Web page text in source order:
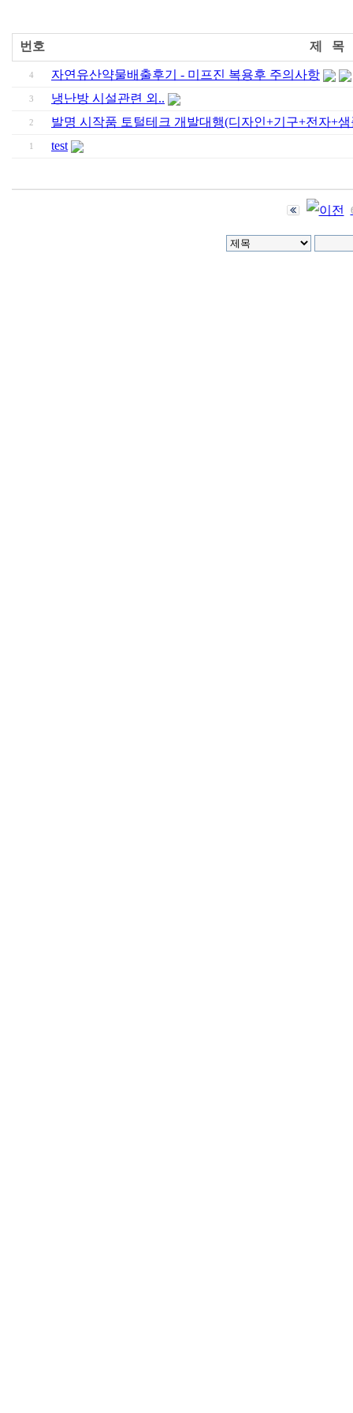
번호 제 목
4 자연유산약물배출후기 - 미프진 복용후 주의사항
3 냉난방 시설관련 외..
2 발명 시작품 토털테크 개발대행(디자인+기구+전자+
1 test